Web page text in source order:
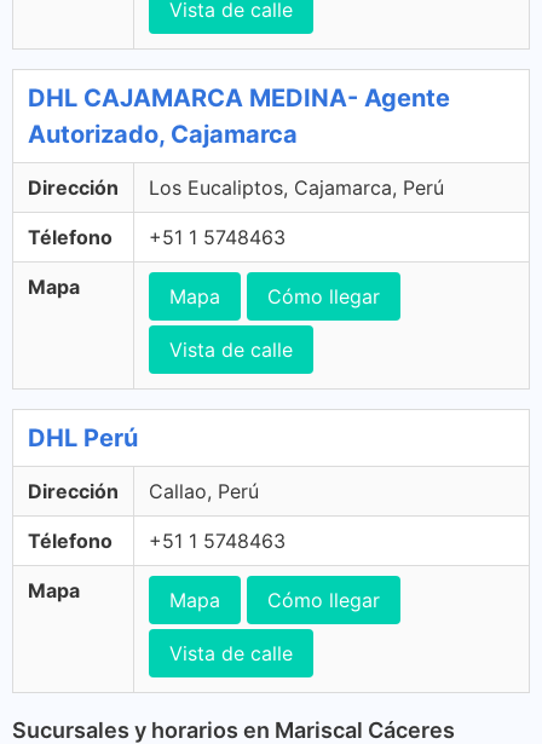
Vista de calle
DHL CAJAMARCA MEDINA- Agente
Autorizado, Cajamarca
Dirección Los Eucaliptos, Cajamarca, Perú
Télefono +51 1 5748463
Mapa Mapa Cómo llegar
Vista de calle
DHL Perú
Dirección Callao, Perú
Télefono +51 1 5748463
Mapa Mapa Cómo llegar
Vista de calle
Sucursales y horarios en Mariscal Cáceres